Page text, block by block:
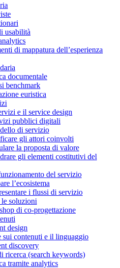
usabilità
di mappatura dell’esperienza
documentale
benchmark
euristica
e il service design
pubblici digitali
di servizio
gli attori coinvolti
la proposta di valore
gli elementi costitutivi del
del servizio
l’ecosistema
i flussi di servizio
soluzioni
di co-progettazione
design
sui contenuti e il linguaggio
discovery
ricerca (search keywords)
tramite analytics